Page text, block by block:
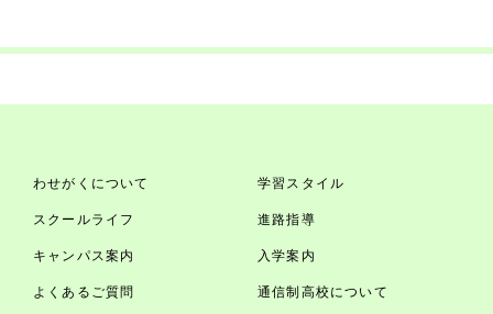
わせがくについて 学習スタイル
スクールライフ 進路指導
キャンパス案内 入学案内
よくあるご質問 通信制高校について